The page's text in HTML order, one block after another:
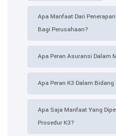
Apa Manfaat Dari
Bagi Perusahaan?
Apa Peran Asuransi Dalam
Apa Peran K3 Dalam
Apa Saja Manfaat Yang
Prosedur K3?